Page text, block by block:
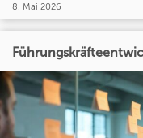
8. Mai 2026